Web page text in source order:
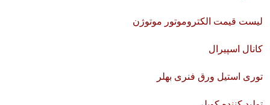
لیست قیمت الکتروموتور موتوژن
کانال اسپیرال
توری استیل ورق فنری بهلر